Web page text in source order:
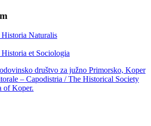
Historia Naturalis
Historia et Sociologia
društvo za južno Primorsko, Koper
– Capodistria / The Historical Society
of Koper.